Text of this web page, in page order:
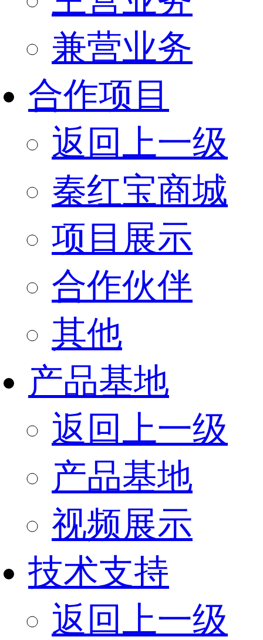
兼营业务
合作项目
返回上一级
秦红宝商城
项目展示
合作伙伴
其他
产品基地
返回上一级
产品基地
视频展示
技术支持
返回上一级